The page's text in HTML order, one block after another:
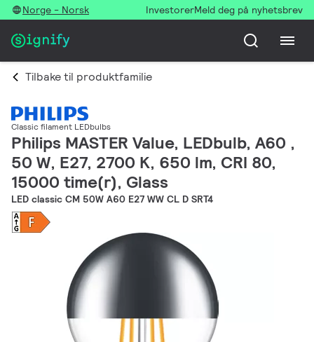
Norge - Norsk InvestorerMeld deg på nyhetsbrev
Tilbake til produktfamilie
Classic filament LEDbulbs
Philips MASTER Value, LEDbulb, A60 ,
50 W, E27, 2700 K, 650 lm, CRI 80,
15000 time(r), Glass
LED classic CM 50W A60 E27 WW CL D SRT4